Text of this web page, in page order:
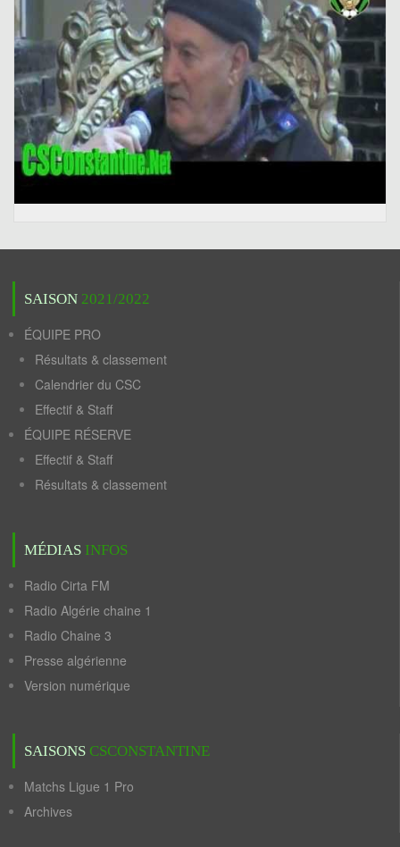
SAISON 2021/2022
ÉQUIPE PRO
Résultats & classement
Calendrier du CSC
Effectif & Staff
ÉQUIPE RÉSERVE
Effectif & Staff
Résultats & classement
MÉDIAS INFOS
Radio Cirta FM
Radio Algérie chaine 1
Radio Chaine 3
Presse algérienne
Version numérique
SAISONS CSCONSTANTINE
Matchs Ligue 1 Pro
Archives